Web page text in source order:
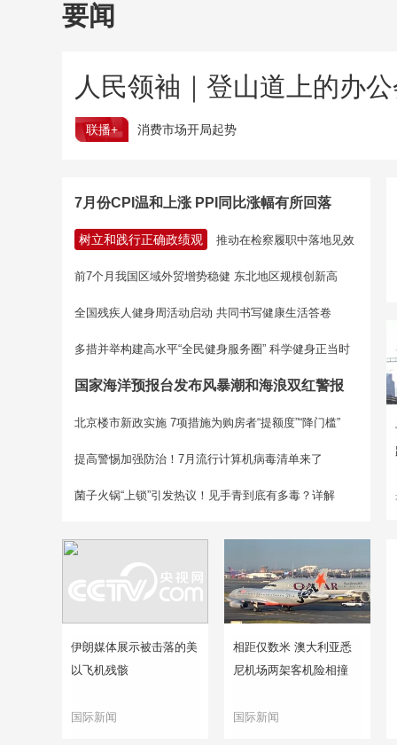
要闻
人民领袖｜登山道上的办
联播+ 消费市场开局起势
7月份CPI温和上涨 PPI同比涨幅有所回落
树立和践行正确政绩观 推动在检察履职中落地见效
前7个月我国区域外贸增势稳健 东北地区规模创新高
全国残疾人健身周活动启动 共同书写健康生活答卷
多措并举构建高水平“全民健身服务圈” 科学健身正当时
国家海洋预报台发布风暴潮和海浪双红警报
北京楼市新政实施 7项措施为购房者“提额度”“降门槛”
提高警惕加强防治！7月流行计算机病毒清单来了
菌子火锅“上锁”引发热议！见手青到底有多毒？详解
伊朗媒体展示被击落的美
以飞机残骸
国际新闻
相距仅数米 澳大利亚悉
尼机场两架客机险相撞
国际新闻